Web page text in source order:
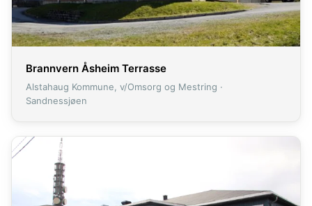
Brannvern Åsheim Terrasse
Alstahaug Kommune, v/Omsorg og Mestring ·
Sandnessjøen